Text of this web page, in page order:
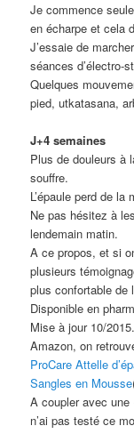
Je commence
en écharpe et cela
J’essaie de
séances d’électro-
Quelques
pied, utkatasana,
J+4 semaines
Plus de douleurs à
souffre.
L’épaule perd de
Ne pas hésitez à
lendemain matin.
A ce propos, et si
plusieurs
plus confortable de
Disponible en
Mise à jour 10/
Amazon, on
ProCare Attelle
Sangles en Mousse
A coupler avec
n’ai pas testé ce